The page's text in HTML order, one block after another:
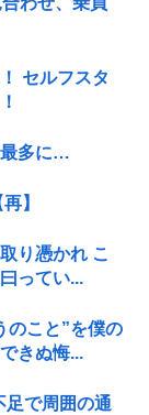
セルフスタ
最多に…
】
り憑かれ こ
ってい...
のこと”を僕の
きぬ悔...
足で周囲の通